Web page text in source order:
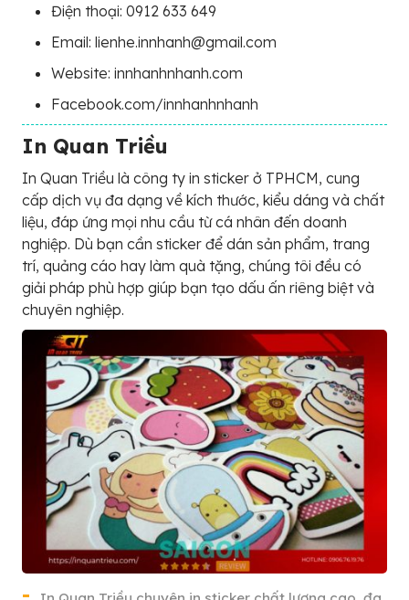
Điện thoại: 0912 633 649
Email: lienhe.innhanh@gmail.com
Website: innhanhnhanh.com
Facebook.com/innhanhnhanh
In Quan Triều
In Quan Triều là công ty in sticker ở TPHCM, cung
cấp dịch vụ đa dạng về kích thước, kiểu dáng và chất
liệu, đáp ứng mọi nhu cầu từ cá nhân đến doanh
nghiệp. Dù bạn cần sticker để dán sản phẩm, trang
trí, quảng cáo hay làm quà tặng, chúng tôi đều có
giải pháp phù hợp giúp bạn tạo dấu ấn riêng biệt và
chuyên nghiệp.